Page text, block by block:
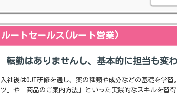
ルートセールス(ルート営業)
転勤はありませんし、基本的に担当も変
入社後はOJT研修を通し、薬の種類や成分などの基礎を学
ツ」や「商品のご案内方法」といった実践的なスキルを習得